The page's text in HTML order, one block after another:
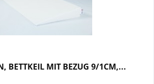
BETTKEIL MIT BEZUG 9/1CM,...